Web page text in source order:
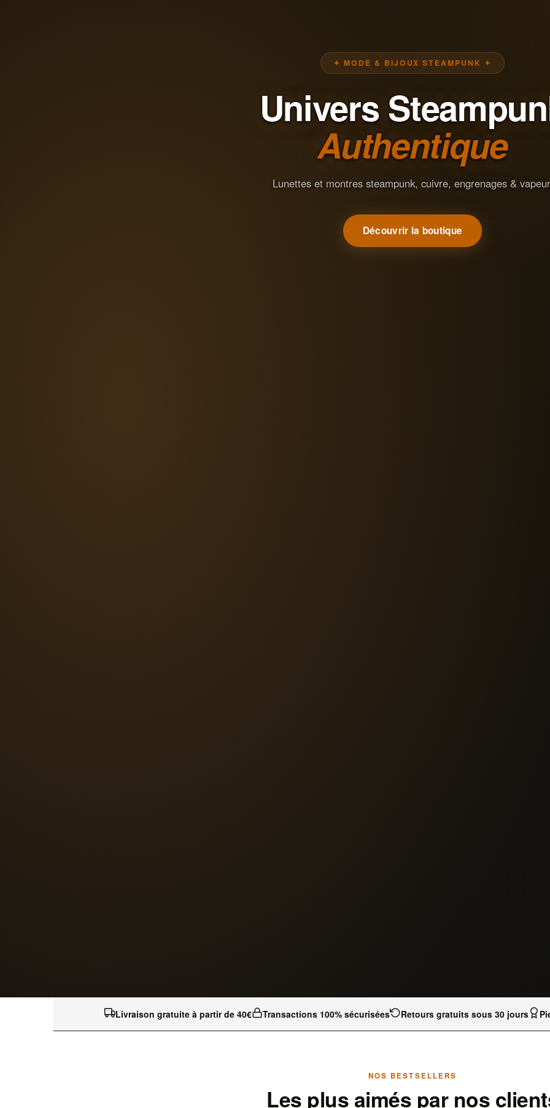
✦ MODE & BIJOUX STEAMPUNK ✦
Univers
Authentique
Lunettes et montres steampunk, cuivre, engrenages &
Découvrir la boutique
Livraison gratuite à partir de 40€ Transactions 100% sécurisées Retours gratuits sous 30 jours
NOS BESTSELLERS
Les plus aimés par nos